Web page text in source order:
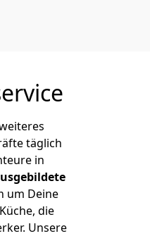
täglich
in
um Deine
die
Unsere